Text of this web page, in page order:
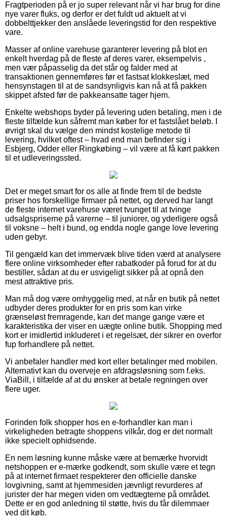
Fragtperioden på er jo super relevant når vi har brug for dine
nye varer fluks, og derfor er det fuldt ud aktuelt at vi
dobbelttjekker den anslåede leveringstid for den respektive
vare.
Masser af online varehuse garanterer levering på blot en
enkelt hverdag på de fleste af deres varer, eksempelvis ,
men vær påpasselig da det står og falder med at
transaktionen gennemføres før et fastsat klokkeslæt, med
hensynstagen til at de sandsynligvis kan nå at få pakken
skippet afsted før de pakkeansatte tager hjem.
Enkelte webshops byder på levering uden betaling, men i de
fleste tilfælde kun såfremt man køber for et fastslået beløb. I
øvrigt skal du vælge den mindst kostelige metode til
levering, hvilket oftest – hvad end man befinder sig i
Esbjerg, Odder eller Ringkøbing – vil være at få kørt pakken
til et udleveringssted.
Det er meget smart for os alle at finde frem til de bedste
priser hos forskellige firmaer på nettet, og derved har langt
de fleste internet varehuse været tvunget til at tvinge
udsalgspriserne på varerne – til juniorer, og yderligere også
til voksne – helt i bund, og endda nogle gange love levering
uden gebyr.
Til gengæld kan det immervæk blive tiden værd at analysere
flere online virksomheder efter rabatkoder på forud for at du
bestiller, sådan at du er usvigeligt sikker på at opnå den
mest attraktive pris.
Man må dog være omhyggelig med, at når en butik på nettet
udbyder deres produkter for en pris som kan virke
grænseløst fremragende, kan det mange gange være et
karakteristika der viser en uægte online butik. Shopping med
kort er imidlertid inkluderet i et regelsæt, der sikrer en overfor
fup forhandlere på nettet.
Vi anbefaler handler med kort eller betalinger med mobilen.
Alternativt kan du overveje en afdragsløsning som f.eks.
ViaBill, i tilfælde af at du ønsker at betale regningen over
flere uger.
Forinden folk shopper hos en e-forhandler kan man i
virkeligheden betragte shoppens vilkår, dog er det normalt
ikke specielt ophidsende.
En nem løsning kunne måske være at bemærke hvorvidt
netshoppen er e-mærke godkendt, som skulle være et tegn
på at internet firmaet respekterer den officielle danske
lovgivning, samt at hjemmesiden jævnligt revurderes af
jurister der har megen viden om vedtægterne på området.
Dette er en god anledning til støtte, hvis du får dilemmaer
ved dit køb.